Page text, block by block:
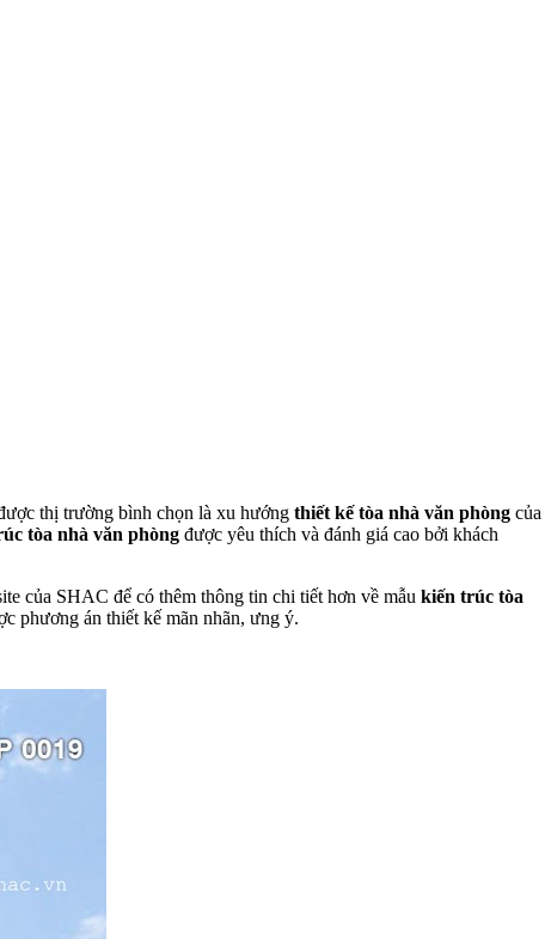
thị trường bình chọn là xu hướng thiết kế tòa nhà văn phòng của
tòa nhà văn phòng được yêu thích và đánh giá cao bởi khách
của SHAC để có thêm thông tin chi tiết hơn về mẫu kiến trúc tòa
phương án thiết kế mãn nhãn, ưng ý.